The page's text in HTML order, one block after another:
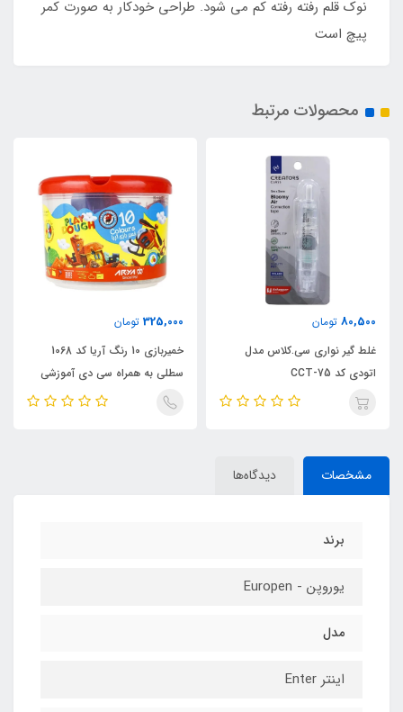
نوک قلم رفته رفته کم می شود. طراحی خودکار به صورت کمر
پیچ است
محصولات مرتبط
80,500 تومان
غلط گیر نواری سی.کلاس مدل
اتودی کد CCT-75
325,000 تومان
خمیربازی 10 رنگ آریا کد 1068
سطلی به همراه سی دی آموزشی
مشخصات دیدگاه‌ها
برند
یوروپن - Europen
مدل
اینتر Enter